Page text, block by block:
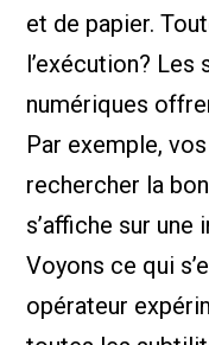
et de papier.
l’exécution?
numériques
Par exemple,
rechercher la
s’affiche sur
Voyons ce qui
opérateur